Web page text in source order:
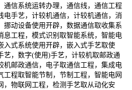
通信系统运转办理，通信线，通信工程
电手艺，计较机通信，计较机通信，消
挪动设备使用开辟，数据通信取收集系
息工程，模式识别取智能系统，智能电
入式系统使用开辟，嵌入式手艺取使
艺，数字(使用)手艺，计较机取邮政通
机邮政通信，电子取通信工程，集成电
工程取智能节制，节制工程，智能电网
，物联网工程，检测手艺取从动化安